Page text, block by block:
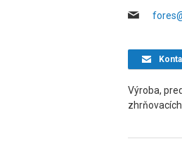
Výroba,